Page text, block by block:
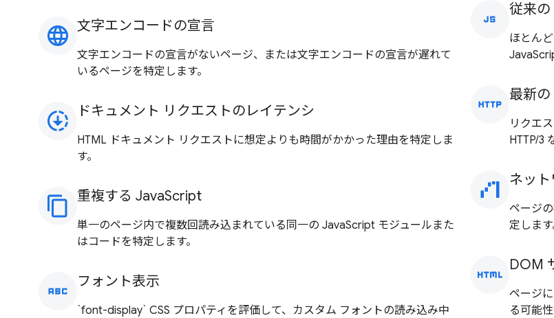
language 文字エンコードの宣言
文字エンコードの宣言がないページ、または文字エンコードの宣言が遅れて
いるページを特定します。
downloading ドキュメント リクエストのレイテンシ
HTML ドキュメント リクエストに想定よりも時間がかかった理由を特定しま
す。
content_copy 重複する JavaScript
単一のページ内で複数回読み込まれている同一の JavaScript モジュールまた
はコードを特定します。
abc フォント表示
`font-display` CSS プロパティを評価して、カスタム フォントの読み込み中
javascript 従来
ほとん
http 最新の
リクエ
HTTP/3
waterfall_chart ネッ
ページ
定します
html DOM
ページ
る可能